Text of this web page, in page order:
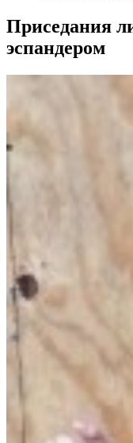
Приседания
эспандером